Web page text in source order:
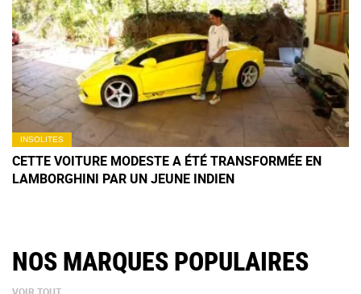
INSOLITES
CETTE VOITURE MODESTE A ÉTÉ TRANSFORMÉE EN
LAMBORGHINI PAR UN JEUNE INDIEN
NOS MARQUES POPULAIRES